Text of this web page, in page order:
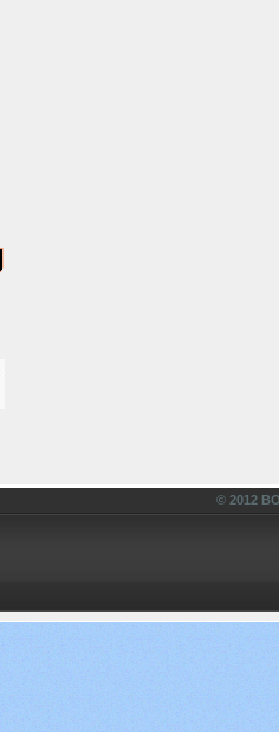
© 2012